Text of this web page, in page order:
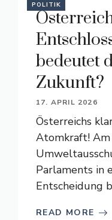
POLITIK
bedeutet
Zukunft?
17. APRIL 2026
Österreichs
Atomkraft!
Parlaments in
Entscheidung
READ MORE